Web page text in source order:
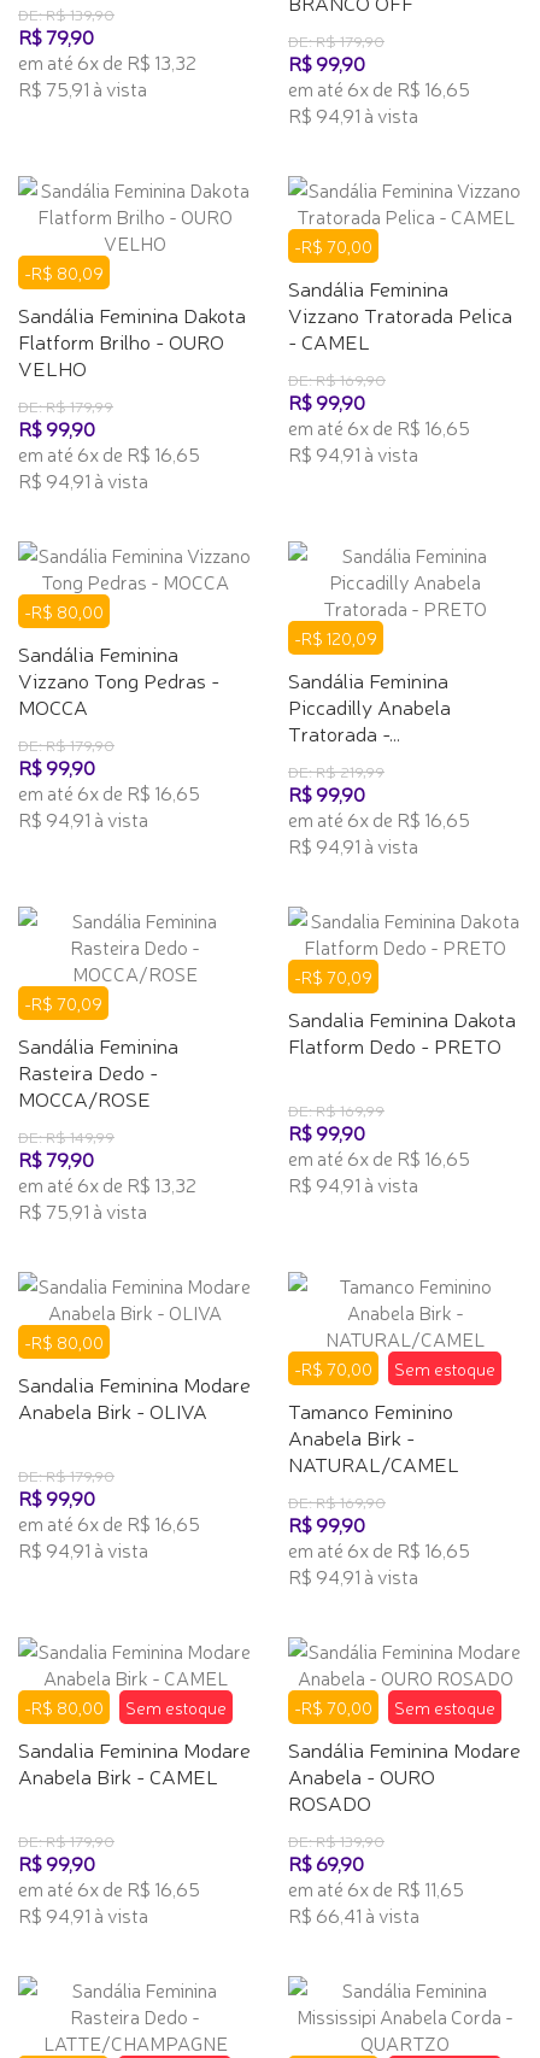
DE: R$ 139,90
R$ 79,90
em até 6x de R$ 13,32
R$ 75,91 à vista
DE: R$ 179,90
R$ 99,90
em até 6x de R$ 16,65
R$ 94,91 à vista
-R$ 80,09
Sandália Feminina Dakota
Flatform Brilho - OURO
VELHO
DE: R$ 179,99
R$ 99,90
em até 6x de R$ 16,65
R$ 94,91 à vista
-R$ 70,00
Sandália Feminina
Vizzano Tratorada Pelica
- CAMEL
DE: R$ 169,90
R$ 99,90
em até 6x de R$ 16,65
R$ 94,91 à vista
-R$ 80,00
Sandália Feminina
Vizzano Tong Pedras -
MOCCA
DE: R$ 179,90
R$ 99,90
em até 6x de R$ 16,65
R$ 94,91 à vista
-R$ 120,09
Sandália Feminina
Piccadilly Anabela
Tratorada -...
DE: R$ 219,99
R$ 99,90
em até 6x de R$ 16,65
R$ 94,91 à vista
-R$ 70,09
Sandália Feminina
Rasteira Dedo -
MOCCA/ROSE
DE: R$ 149,99
R$ 79,90
em até 6x de R$ 13,32
R$ 75,91 à vista
-R$ 70,09
Sandalia Feminina Dakota
Flatform Dedo - PRETO
DE: R$ 169,99
R$ 99,90
em até 6x de R$ 16,65
R$ 94,91 à vista
-R$ 80,00
Sandalia Feminina Modare
Anabela Birk - OLIVA
DE: R$ 179,90
R$ 99,90
em até 6x de R$ 16,65
R$ 94,91 à vista
-R$ 70,00 Sem estoque
Tamanco Feminino
Anabela Birk -
NATURAL/CAMEL
DE: R$ 169,90
R$ 99,90
em até 6x de R$ 16,65
R$ 94,91 à vista
-R$ 80,00 Sem estoque
Sandalia Feminina Modare
Anabela Birk - CAMEL
DE: R$ 179,90
R$ 99,90
em até 6x de R$ 16,65
R$ 94,91 à vista
-R$ 70,00 Sem estoque
Sandália Feminina Modare
Anabela - OURO
ROSADO
DE: R$ 139,90
R$ 69,90
em até 6x de R$ 11,65
R$ 66,41 à vista